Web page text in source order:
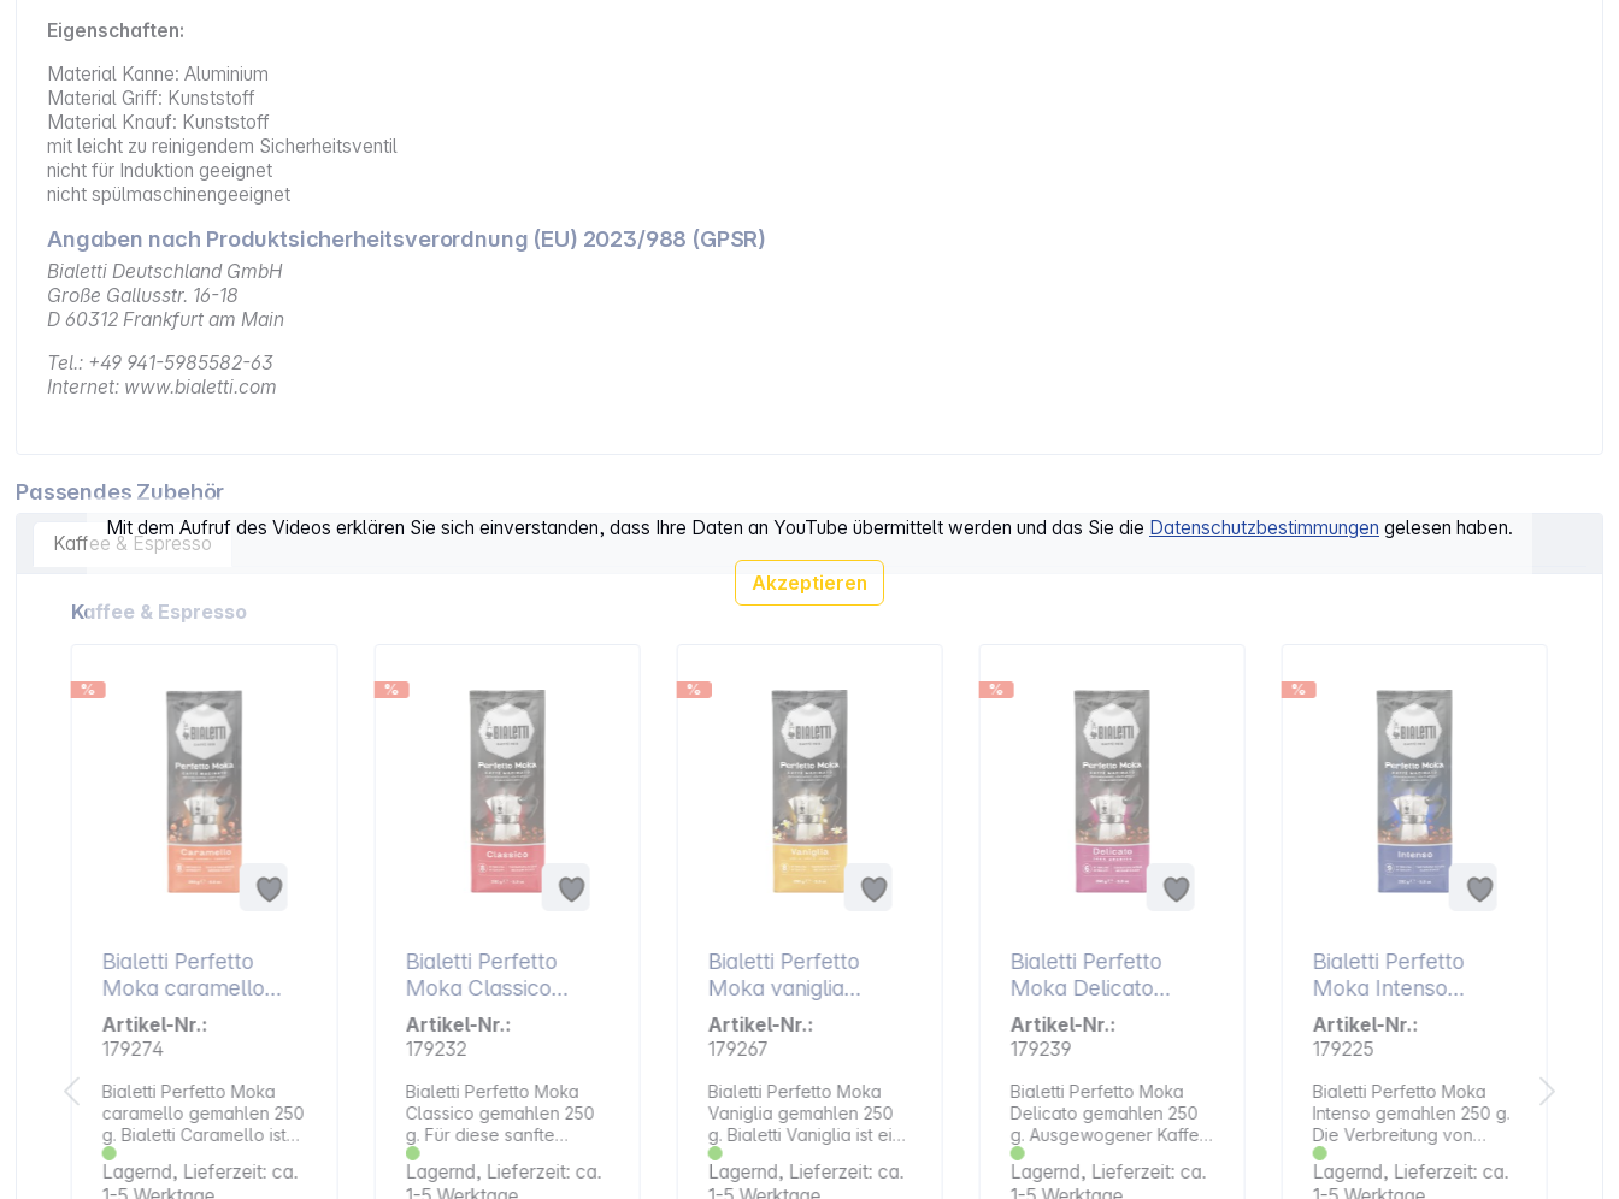
Mit dem Aufruf des Videos erklären Sie sich einverstanden, dass Ihre Daten an YouTube übermittelt werden und das Sie die Datenschutzbestimmungen gelesen haben.
Akzeptieren
Eigenschaften:
Material Kanne: Aluminium
Material Griff: Kunststoff
Material Knauf: Kunststoff
mit leicht zu reinigendem Sicherheitsventil
nicht für Induktion geeignet
nicht spülmaschinengeeignet
Angaben nach Produktsicherheitsverordnung (EU) 2023/988 (GPSR)
Bialetti Deutschland GmbH
Große Gallusstr. 16-18
D 60312 Frankfurt am Main
Tel.: +49 941-5985582-63
Internet: www.bialetti.com
Passendes Zubehör
Kaffee & Espresso
Artikelgalerie überspringen
Kaffee & Espresso
%
Bialetti Perfetto
Moka caramello
gemahlen 250 g
Artikel-Nr.:
179274
Bialetti Perfetto Moka
caramello gemahlen 250
g. Bialetti Caramello ist
ein Gourmetkaffee mit
feinem Karamell-Aroma,
Lagernd, Lieferzeit: ca.
%
Bialetti Perfetto
Moka Classico
gemahlen 250 g
Artikel-Nr.:
179232
Bialetti Perfetto Moka
Classico gemahlen 250
g. Für diese sanfte
aromatische Mischung
läßt man sich Zeit um all
Lagernd, Lieferzeit: ca.
%
Bialetti Perfetto
Moka vaniglia
gemahlen 250 g
Artikel-Nr.:
179267
Bialetti Perfetto Moka
Vaniglia gemahlen 250
g. Bialetti Vaniglia ist ein
Gourmetkaffee mit
Vanille-Aroma, der sich
Lagernd, Lieferzeit: ca.
%
Bialetti Perfetto
Moka Delicato
gemahlen 250 g
Artikel-Nr.:
179239
Bialetti Perfetto Moka
Delicato gemahlen 250
g. Ausgewogener Kaffee
mit anhaltendem Körper,
in dem die intensiven
Lagernd, Lieferzeit: ca.
%
Bialetti Perfetto
Moka Intenso
gemahlen 250 g
Artikel-Nr.:
179225
Bialetti Perfetto Moka
Intenso gemahlen 250 g.
Die Verbreitung von
Robusta India verleiht
der Mischung Stärke und
Lagernd, Lieferzeit: ca.